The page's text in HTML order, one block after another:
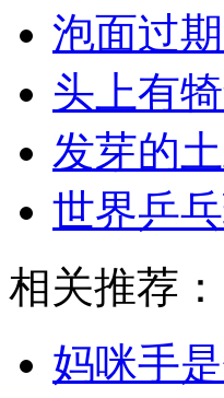
泡面过
头上有
发芽的
世界乒
相关推荐：
妈咪手